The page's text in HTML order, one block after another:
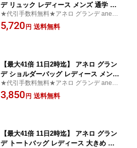
デ リュック レディース メンズ 通学 通
勤 anello GRANDE デイパック バック
パック リュックサック 軽量 おしゃれ
★代引手数料無料★アネロ グランデ anello
GRANDE リュック マザーバッグ
5,720 円 送料無料
【最大41倍 11日2時迄】 アネロ グラン
デ ショルダーバッグ レディース メンズ
斜めがけバッグ anello GRANDE ショル
ダー 小さめ ブランド 斜めがけ 軽量 小
★代引手数料無料★アネロ グランデ anello
GRANDE ショルダーバッグ 30代 40代
3,850 円 送料無料
【最大41倍 11日2時迄】 アネロ グラン
デ トートバッグ レディース 大きめ 大